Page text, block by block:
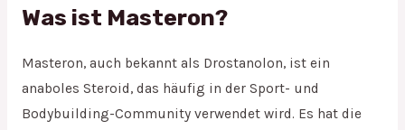
Was ist Masteron?
Masteron, auch bekannt als Drostanolon, ist ein
anaboles Steroid, das häufig in der Sport- und
Bodybuilding-Community verwendet wird. Es hat die